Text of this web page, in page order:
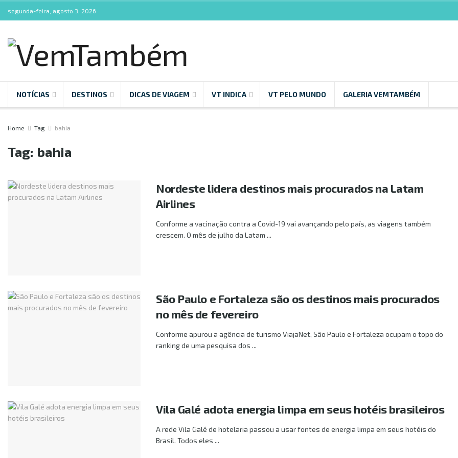
segunda-feira, agosto 3, 2026
NOTÍCIAS DESTINOS DICAS DE VIAGEM VT INDICA VT PELO MUNDO GALERIA VEMTAMBÉM
Home Tag bahia
Tag: bahia
Nordeste lidera destinos mais procurados na Latam
Airlines
Conforme a vacinação contra a Covid-19 vai avançando pelo país, as viagens também
crescem. O mês de julho da Latam ...
São Paulo e Fortaleza são os destinos mais procurados
no mês de fevereiro
Conforme apurou a agência de turismo ViajaNet, São Paulo e Fortaleza ocupam o topo do
ranking de uma pesquisa dos ...
Vila Galé adota energia limpa em seus hotéis brasileiros
A rede Vila Galé de hotelaria passou a usar fontes de energia limpa em seus hotéis do
Brasil. Todos eles ...